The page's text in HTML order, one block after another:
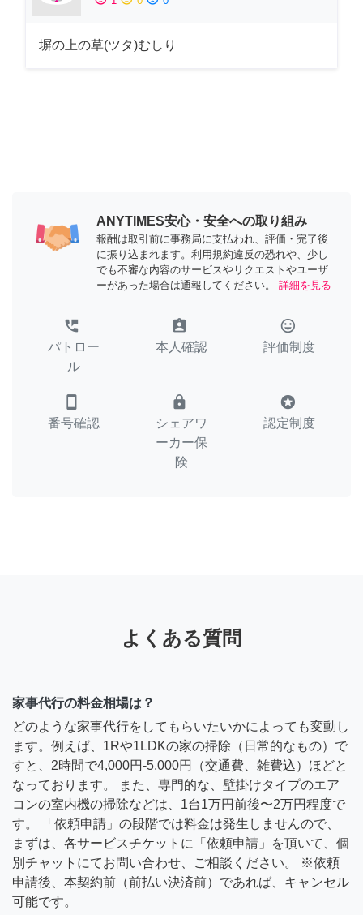
塀の上の草(ツタ)むしり
ANYTIMES安心・安全への取り組み
報酬は取引前に事務局に支払われ、評価・完了後
に振り込まれます。利用規約違反の恐れや、少し
でも不審な内容のサービスやリクエストやユーザ
ーがあった場合は通報してください。
詳細を見る
perm_phone_msg
パトロー
ル
assignment_ind
本人確認
tag_faces
評価制度
smartphone
番号確認
lock
シェアワ
ーカー保
険
stars
認定制度
よくある質問
家事代行の料金相場は？
どのような家事代行をしてもらいたいかによっても変動し
ます。例えば、1Rや1LDKの家の掃除（日常的なもの）で
すと、2時間で4,000円-5,000円（交通費、雑費込）ほどと
なっております。 また、専門的な、壁掛けタイプのエア
コンの室内機の掃除などは、1台1万円前後〜2万円程度で
す。 「依頼申請」の段階では料金は発生しませんので、
まずは、各サービスチケットに「依頼申請」を頂いて、個
別チャットにてお問い合わせ、ご相談ください。 ※依頼
申請後、本契約前（前払い決済前）であれば、キャンセル
可能です。